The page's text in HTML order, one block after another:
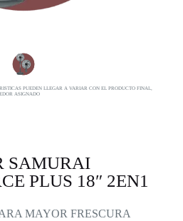
PUEDEN LLEGAR A VARIAR CON EL PRODUCTO FINAL,
ASIGNADO
SAMURAI
PLUS 18″ 2EN1
MAYOR FRESCURA